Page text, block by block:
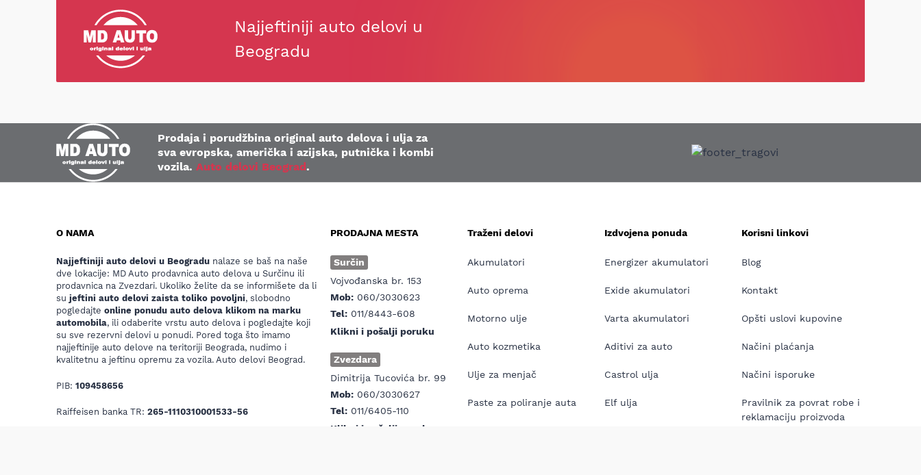
Najjeftiniji auto delovi u
Beogradu
Prodaja i porudžbina original auto delova i ulja za
sva evropska, američka i azijska, putnička i kombi
vozila. Auto delovi Beograd.
O NAMA
Najjeftiniji auto delovi u Beogradu nalaze se baš na naše
dve lokacije: MD Auto prodavnica auto delova u Surčinu ili
prodavnica na Zvezdari. Ukoliko želite da se informišete da li
su jeftini auto delovi zaista toliko povoljni, slobodno
pogledajte online ponudu auto delova klikom na marku
automobila, ili odaberite vrstu auto delova i pogledajte koji
su sve rezervni delovi u ponudi. Pored toga što imamo
najjeftinije auto delove na teritoriji Beograda, nudimo i
kvalitetnu a jeftinu opremu za vozila. Auto delovi Beograd.
PIB: 109458656
Raiffeisen banka TR: 265-1110310001533-56
PRODAJNA MESTA
Surčin
Vojvođanska br. 153
Mob: 060/3030623
Tel: 011/8443-608
Klikni i pošalji poruku
Zvezdara
Dimitrija Tucovića br. 99
Mob: 060/3030627
Tel: 011/6405-110
Klikni i pošalji poruku
Traženi delovi
Akumulatori
Auto oprema
Motorno ulje
Auto kozmetika
Ulje za menjač
Paste za poliranje auta
Izdvojena ponuda
Energizer akumulatori
Exide akumulatori
Varta akumulatori
Aditivi za auto
Castrol ulja
Elf ulja
Korisni linkovi
Blog
Kontakt
Opšti uslovi kupovine
Načini plaćanja
Načini isporuke
Pravilnik za povrat robe i
reklamaciju proizvoda